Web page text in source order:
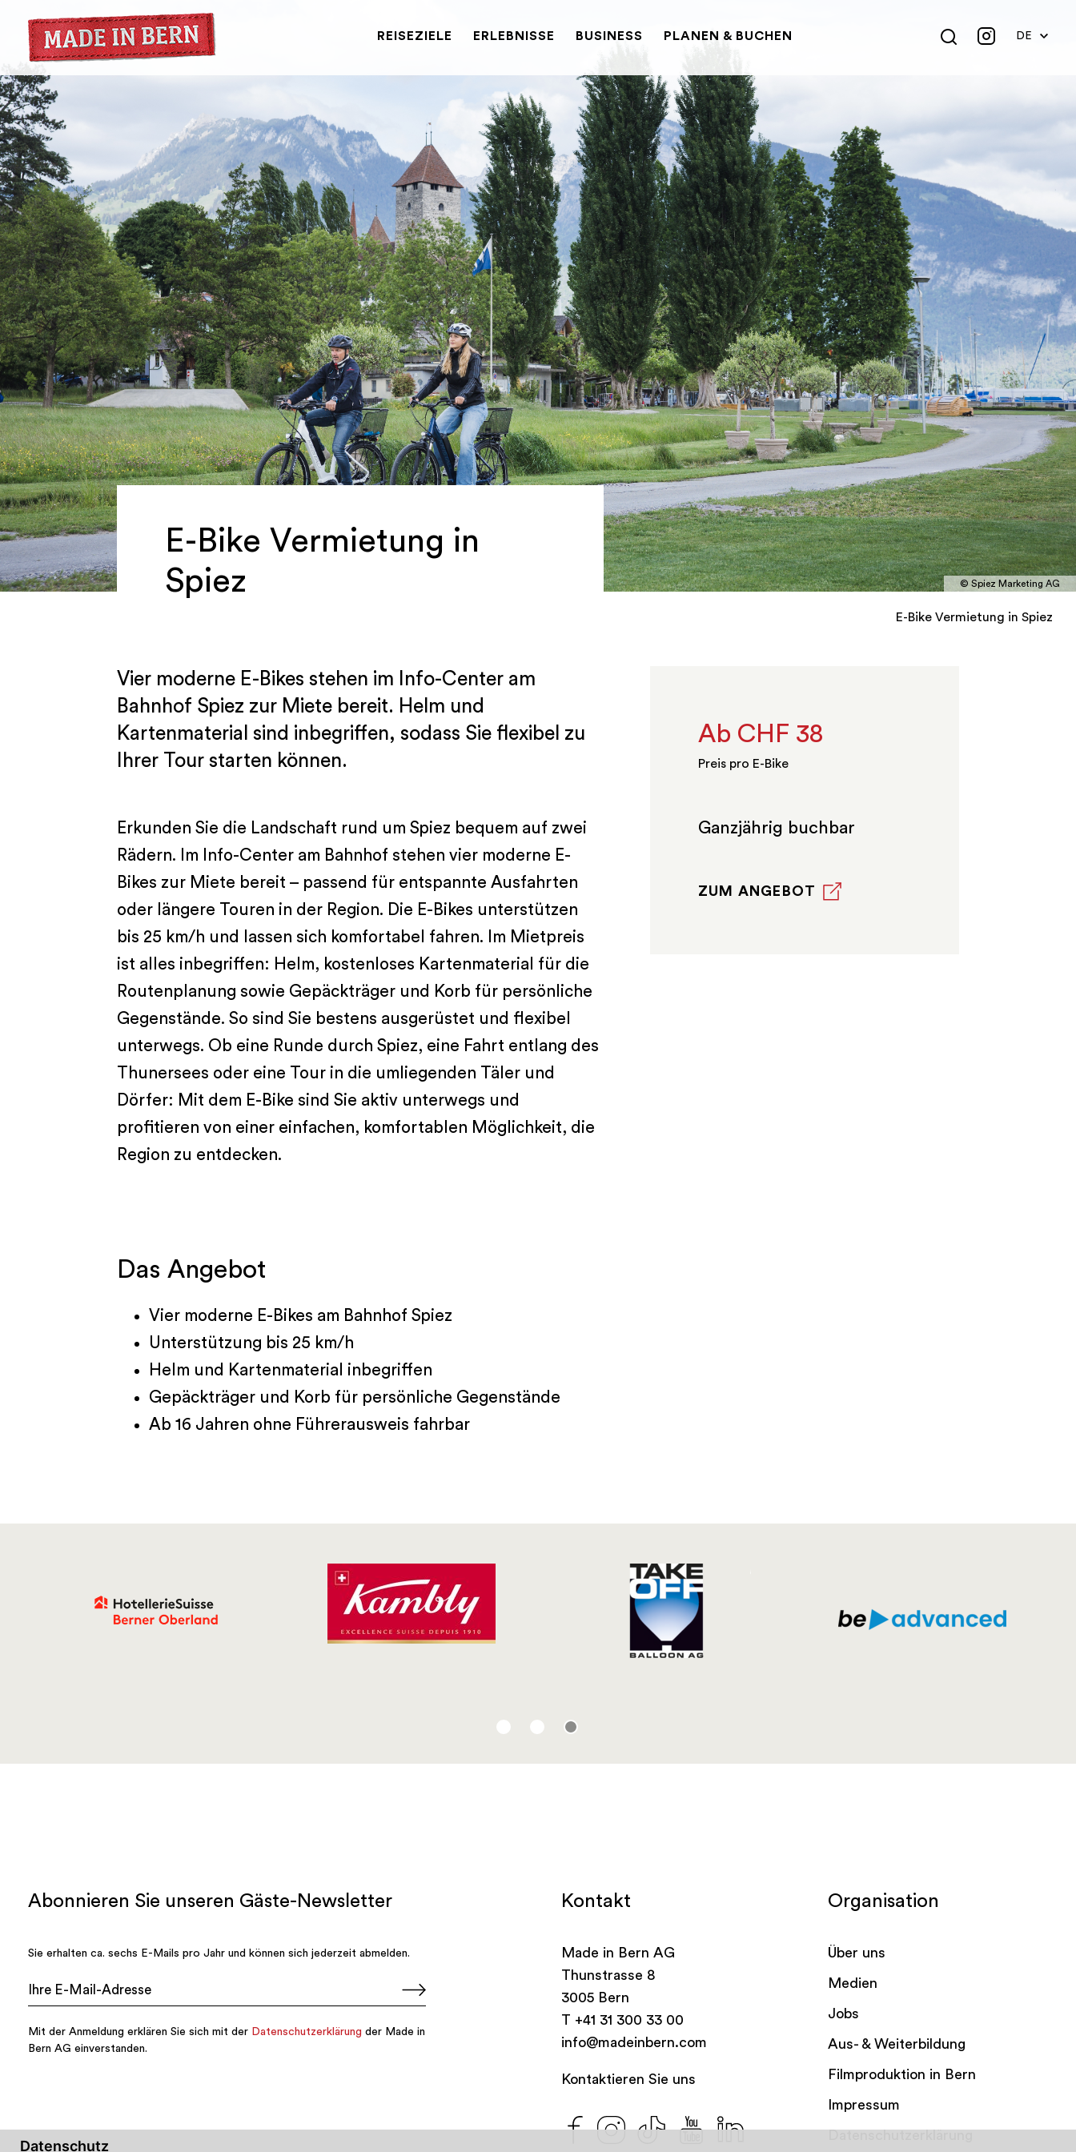
REISEZIELE ERLEBNISSE BUSINESS PLANEN & BUCHEN DE
© Spiez Marketing AG
E-Bike Vermietung in
Spiez
E-Bike Vermietung in Spiez
Vier moderne E-Bikes stehen im Info-Center am
Bahnhof Spiez zur Miete bereit. Helm und
Kartenmaterial sind inbegriffen, sodass Sie flexibel zu
Ihrer Tour starten können.
Erkunden Sie die Landschaft rund um Spiez bequem auf zwei
Rädern. Im Info-Center am Bahnhof stehen vier moderne E-
Bikes zur Miete bereit – passend für entspannte Ausfahrten
oder längere Touren in der Region. Die E-Bikes unterstützen
bis 25 km/h und lassen sich komfortabel fahren. Im Mietpreis
ist alles inbegriffen: Helm, kostenloses Kartenmaterial für die
Routenplanung sowie Gepäckträger und Korb für persönliche
Gegenstände. So sind Sie bestens ausgerüstet und flexibel
unterwegs. Ob eine Runde durch Spiez, eine Fahrt entlang des
Thunersees oder eine Tour in die umliegenden Täler und
Dörfer: Mit dem E-Bike sind Sie aktiv unterwegs und
profitieren von einer einfachen, komfortablen Möglichkeit, die
Region zu entdecken.
Das Angebot
Vier moderne E-Bikes am Bahnhof Spiez
Unterstützung bis 25 km/h
Helm und Kartenmaterial inbegriffen
Gepäckträger und Korb für persönliche Gegenstände
Ab 16 Jahren ohne Führerausweis fahrbar
Ab CHF 38
Preis pro E-Bike
Ganzjährig buchbar
ZUM ANGEBOT
Kontakt
Made in Bern AG
Thunstrasse 8
3005 Bern
T +41 31 300 33 00
info@madeinbern.com
Kontaktieren Sie uns
Organisation
Über uns
Medien
Jobs
Aus- & Weiterbildung
Filmproduktion in Bern
Impressum
Datenschutz